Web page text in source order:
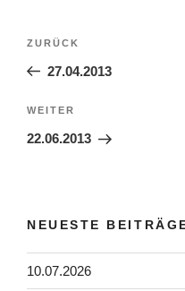
Beitragsnavigation
Vorheriger
Beitrag
ZURÜCK
27.04.2013
Nächster
Beitrag
WEITER
22.06.2013
NEUESTE
10.07.2026